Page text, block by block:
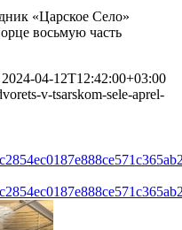
«Царское Село»
восьмую часть
2024-04-12T12:42:00+03:00
v-tsarskom-sele-aprel-